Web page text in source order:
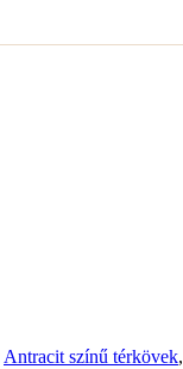
Antracit színű térkövek,